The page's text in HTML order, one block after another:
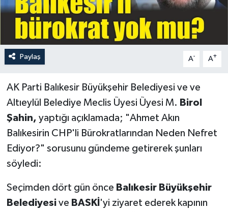
Paylaş A- A+
AK Parti Balıkesir Büyükşehir Belediyesi ve ve
Altıeylül Belediye Meclis Üyesi Üyesi M. Birol
Şahin, yaptığı açıklamada; "Ahmet Akın
Balıkesirin CHP'li Bürokratlarından Neden Nefret
Ediyor?" sorusunu gündeme getirerek şunları
söyledi:
Seçimden dört gün önce Balıkesir Büyükşehir
Belediyesi ve BASKİ 'yi ziyaret ederek kapının